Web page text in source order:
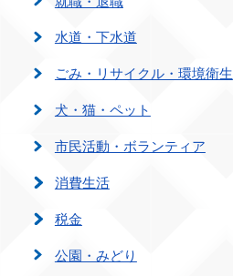
水道・下水道
ごみ・リサイクル・環境衛生
犬・猫・ペット
市民活動・ボランティア
消費生活
税金
公園・みどり